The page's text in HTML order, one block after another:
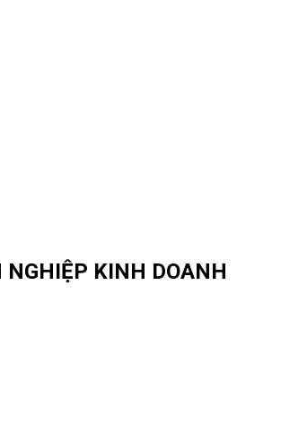
NGHIỆP KINH DOANH